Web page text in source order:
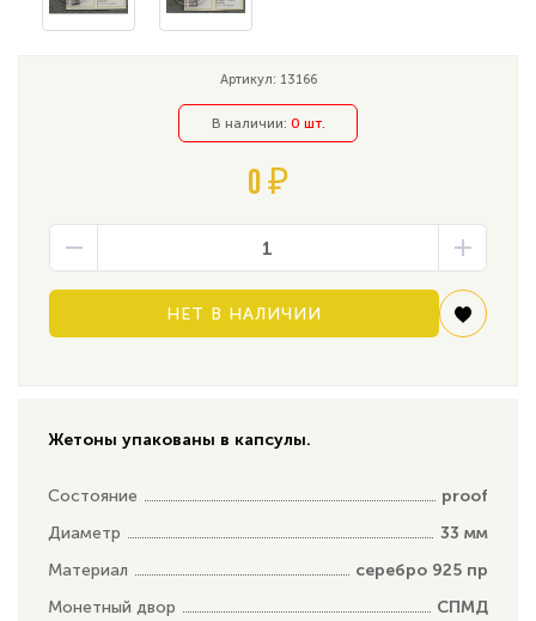
Артикул: 13166
В наличии: 0 шт.
0 ₽
НЕТ В НАЛИЧИИ
Жетоны упакованы в капсулы.
Состояние
proof
Диаметр
33 мм
Материал
серебро 925 пр
Монетный двор
СПМД